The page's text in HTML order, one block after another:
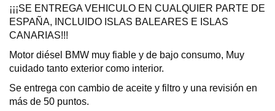
¡¡¡SE ENTREGA VEHICULO EN CUALQUIER PARTE DE
ESPAÑA, INCLUIDO ISLAS BALEARES E ISLAS
CANARIAS!!!
Motor diésel BMW muy fiable y de bajo consumo, Muy
cuidado tanto exterior como interior.
Se entrega con cambio de aceite y filtro y una revisión en
más de 50 puntos.